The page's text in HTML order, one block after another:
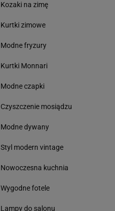
Kozaki na zimę
Kurtki zimowe
Modne fryzury
Kurtki Monnari
Modne czapki
Czyszczenie mosiądzu
Modne dywany
Styl modern vintage
Nowoczesna kuchnia
Wygodne fotele
Lampy do salonu